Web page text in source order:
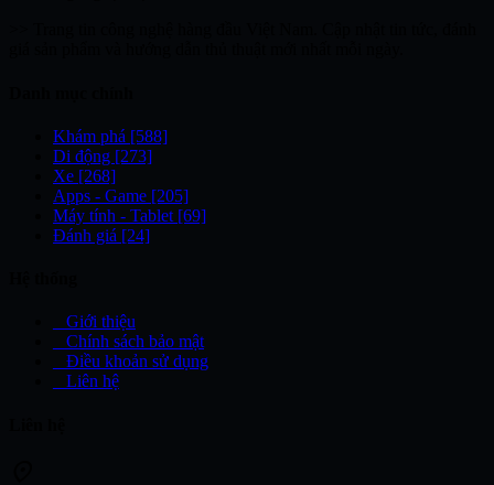
Khám phá [588]
Di động [273]
Xe [268]
Apps - Game [205]
Máy tính - Tablet [69]
Đánh giá [24]
Giới thiệu
Chính sách bảo mật
Điều khoản sử dụng
Liên hệ